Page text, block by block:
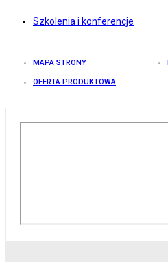
Szkolenia i konferencje
MAPA STRONY
OFERTA PRODUKTOWA